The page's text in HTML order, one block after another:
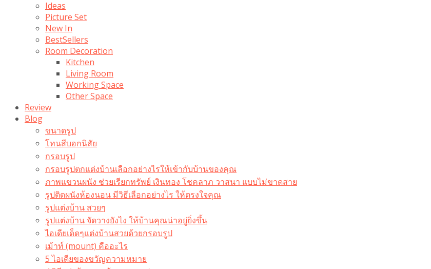
Ideas
Picture Set
New In
BestSellers
Room Decoration
Kitchen
Living Room
Working Space
Other Space
Review
Blog
ขนาดรูป
โทนสีบอกนิสัย
กรอบรูป
กรอบรูปตกแต่งบ้านเลือกอย่างไรให้เข้ากับบ้านของคุณ
ภาพแขวนผนัง ช่วยเรียกทรัพย์ เงินทอง โชคลาภ วาสนา แบบไม่ขาดสาย
รูปติดผนังห้องนอน มีวิธีเลือกอย่างไร ให้ตรงใจคุณ
รูปแต่งบ้าน สวยๆ
รูปแต่งบ้าน จัดวางยังไง ให้บ้านคุณน่าอยู่ยิ่งขึ้น
ไอเดียเด็ดๆแต่งบ้านสวยด้วยกรอบรูป
เม้าท์ (mount) คืออะไร​
5 ไอเดียของขวัญความหมาย